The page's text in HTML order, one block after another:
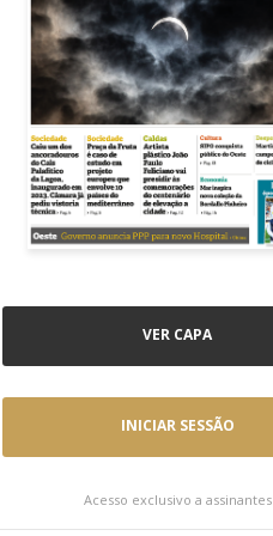
VER CAPA
INICIAR SESSÃO
Acesso exclusivo a assinantes